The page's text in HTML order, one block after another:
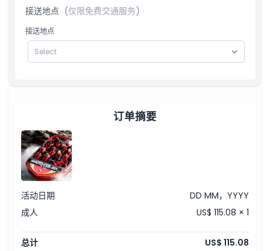
接送地点 (仅限免费交通服务)
接送地点
订单摘要
活动日期
DD MM，YYYY
成人
US$ 115.08 × 1
总计 US$ 115.08